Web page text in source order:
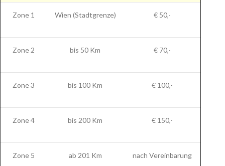
Zone 1 Wien (Stadtgrenze) € 50,-
Zone 2 bis 50 Km € 70,-
Zone 3 bis 100 Km € 100,-
Zone 4 bis 200 Km € 150,-
Zone 5 ab 201 Km nach Vereinbarung